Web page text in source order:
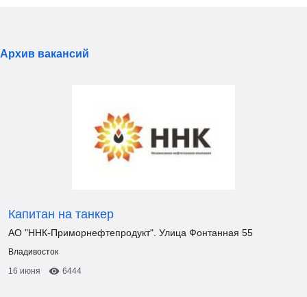
Архив вакансий
Капитан на танкер
АО "ННК-Приморнефтепродукт". Улица Фонтанная 55
Владивосток
16 июня
6444